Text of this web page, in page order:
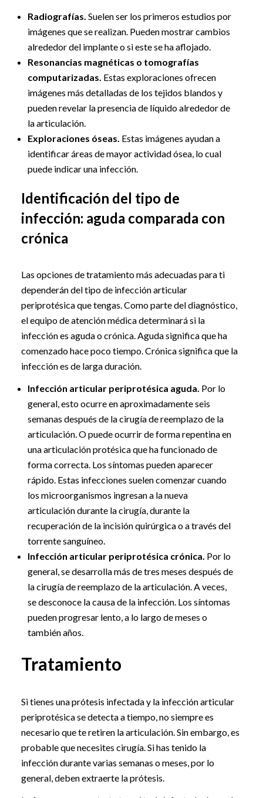
Radiografías. Suelen ser los primeros estudios por
imágenes que se realizan. Pueden mostrar cambios
alrededor del implante o si este se ha aflojado.
Resonancias magnéticas o tomografías
computarizadas. Estas exploraciones ofrecen
imágenes más detalladas de los tejidos blandos y
pueden revelar la presencia de líquido alrededor de
la articulación.
Exploraciones óseas. Estas imágenes ayudan a
identificar áreas de mayor actividad ósea, lo cual
puede indicar una infección.
Identificación del tipo de
infección: aguda comparada con
crónica
Las opciones de tratamiento más adecuadas para ti
dependerán del tipo de infección articular
periprotésica que tengas. Como parte del diagnóstico,
el equipo de atención médica determinará si la
infección es aguda o crónica. Aguda significa que ha
comenzado hace poco tiempo. Crónica significa que la
infección es de larga duración.
Infección articular periprotésica aguda. Por lo
general, esto ocurre en aproximadamente seis
semanas después de la cirugía de reemplazo de la
articulación. O puede ocurrir de forma repentina en
una articulación protésica que ha funcionado de
forma correcta. Los síntomas pueden aparecer
rápido. Estas infecciones suelen comenzar cuando
los microorganismos ingresan a la nueva
articulación durante la cirugía, durante la
recuperación de la incisión quirúrgica o a través del
torrente sanguíneo.
Infección articular periprotésica crónica. Por lo
general, se desarrolla más de tres meses después de
la cirugía de reemplazo de la articulación. A veces,
se desconoce la causa de la infección. Los síntomas
pueden progresar lento, a lo largo de meses o
también años.
Tratamiento
Si tienes una prótesis infectada y la infección articular
periprotésica se detecta a tiempo, no siempre es
necesario que te retiren la articulación. Sin embargo, es
probable que necesites cirugía. Si has tenido la
infección durante varias semanas o meses, por lo
general, deben extraerte la prótesis.